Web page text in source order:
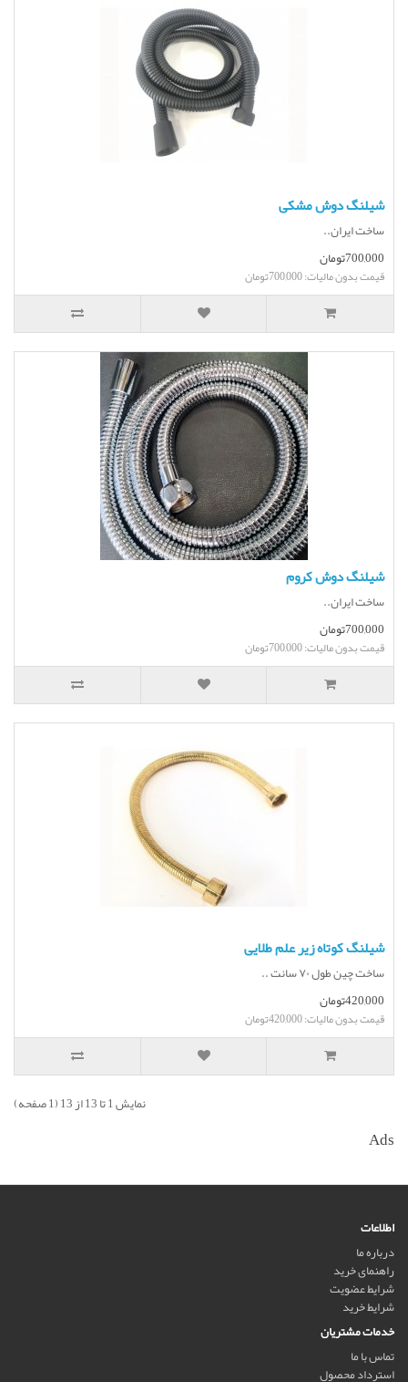
شیلنگ دوش مشکی
ساخت ایران..
700,000تومان
قیمت بدون مالیات: 700,000تومان
شیلنگ دوش کروم
ساخت ایران..
700,000تومان
قیمت بدون مالیات: 700,000تومان
شیلنگ کوتاه زیر علم طلایی
ساخت چین طول ۷۰ سانت ..
420,000تومان
قیمت بدون مالیات: 420,000تومان
نمایش 1 تا 13 از 13 (1 صفحه)
Ads
اطلاعات
درباره ما
راهنمای خرید
شرایط عضویت
شرایط خرید
خدمات مشتریان
تماس با ما
استرداد محصول